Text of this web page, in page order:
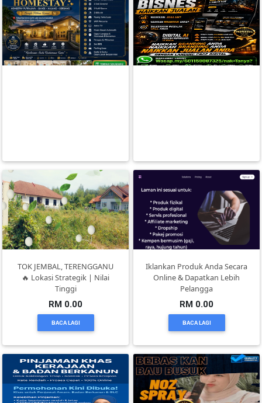
KAK PAH HOMESTAY
PENGINAPAN YANG LENGKAP
SERVICE ACOND TERUS
KERUMAH ANDA - HUBUNGI
TOK JEMBAL, TERENGGANU
🔥 Lokasi Strategik | Nilai
Tinggi
RM 0.00
BACA LAGI
Iklankan Produk Anda Secara
Online & Dapatkan Lebih
Pelangga
RM 0.00
BACA LAGI
FESYEN
WANITA(0)
MINYAK
WANGI(8)
PENDIDIKAN(19)
DAN
TUDUNG(0)
ARTIKEL(14)
PEMBORONG(2)